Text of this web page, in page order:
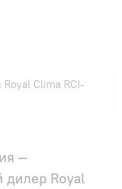
Clima RCI-
—
Royal